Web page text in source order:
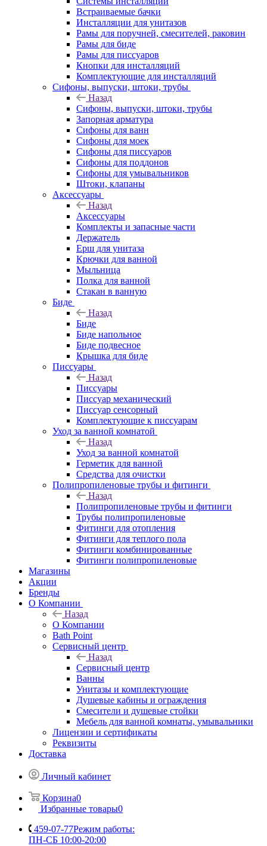
Встраиваемые бачки
Инсталляции для унитазов
Рамы для поручней, смесителей, раковин
Рамы для биде
Рамы для писсуаров
Кнопки для инсталляций
Комплектующие для инсталляций
Сифоны, выпуски, штоки, трубы
Назад
Сифоны, выпуски, штоки, трубы
Запорная арматура
Сифоны для ванн
Сифоны для моек
Сифоны для писсуаров
Сифоны для поддонов
Сифоны для умывальников
Штоки, клапаны
Аксессуары
Назад
Аксессуары
Комплекты и запасные части
Держатель
Ерш для унитаза
Крючки для ванной
Мыльница
Полка для ванной
Стакан в ванную
Биде
Назад
Биде
Биде напольное
Биде подвесное
Крышка для биде
Писсуары
Назад
Писсуары
Писсуар механический
Писсуар сенсорный
Комплектующие к писсуарам
Уход за ванной комнатой
Назад
Уход за ванной комнатой
Герметик для ванной
Средства для очистки
Полипропиленовые трубы и фитинги
Назад
Полипропиленовые трубы и фитинги
Трубы полипропиленовые
Фитинги для отопления
Фитинги для теплого пола
Фитинги комбинированные
Фитинги полипропиленовые
Магазины
Акции
Бренды
О Компании
Назад
О Компании
Bath Point
Сервисный центр
Назад
Сервисный центр
Ванны
Унитазы и комплектующие
Душевые кабины и ограждения
Смесители и душевые стойки
Мебель для ванной комнаты, умывальники
Лицензии и сертификаты
Реквизиты
Доставка
Личный кабинет
Корзина0
Избранные товары0
459-07-77Режим работы:
ПН-СБ 10:00-20:00